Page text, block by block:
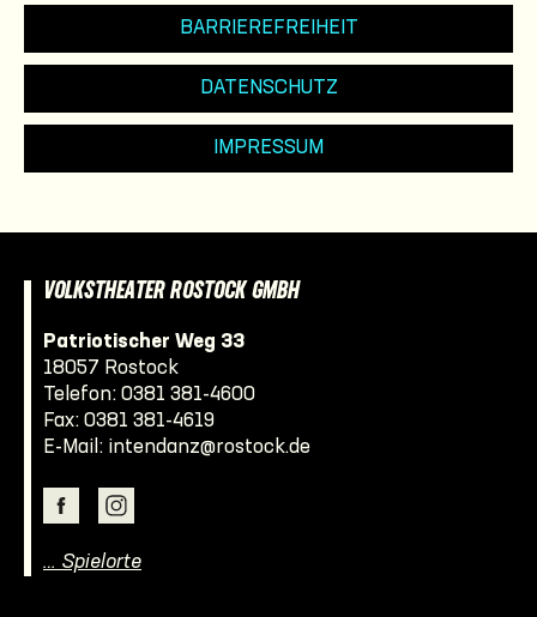
BARRIEREFREIHEIT
DATENSCHUTZ
IMPRESSUM
VOLKSTHEATER ROSTOCK GMBH
Patriotischer Weg 33
18057 Rostock
Telefon: 0381 381-4600
Fax: 0381 381-4619
E-Mail: intendanz@rostock.de
… Spielorte